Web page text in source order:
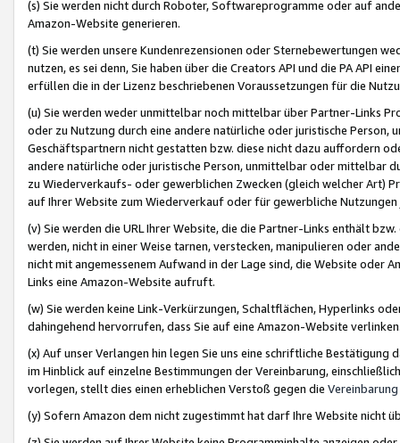
(s) Sie werden nicht durch Roboter, Softwareprogramme oder auf
Amazon-Website generieren.
(t) Sie werden unsere Kundenrezensionen oder Sternebewertungen
nutzen, es sei denn, Sie haben über die Creators API und die PA API
erfüllen die in der Lizenz beschriebenen Voraussetzungen für die
(u) Sie werden weder unmittelbar noch mittelbar über Partner-Links
oder zu Nutzung durch eine andere natürliche oder juristische
Geschäftspartnern nicht gestatten bzw. diese nicht dazu auffordern
andere natürliche oder juristische Person, unmittelbar oder mittelbar
zu Wiederverkaufs- oder gewerblichen Zwecken (gleich welcher Art)
auf Ihrer Website zum Wiederverkauf oder für gewerbliche
(v) Sie werden die URL Ihrer Website, die die Partner-Links enthält
werden, nicht in einer Weise tarnen, verstecken, manipulieren oder
nicht mit angemessenem Aufwand in der Lage sind, die Website oder
Links eine Amazon-Website aufruft.
(w) Sie werden keine Link-Verkürzungen, Schaltflächen, Hyperlinks
dahingehend hervorrufen, dass Sie auf eine Amazon-Website
(x) Auf unser Verlangen hin legen Sie uns eine schriftliche
im Hinblick auf einzelne Bestimmungen der Vereinbarung,
vorlegen, stellt dies einen erheblichen Verstoß gegen die Vereinbarung
(y) Sofern Amazon dem nicht zugestimmt hat darf Ihre Website nicht